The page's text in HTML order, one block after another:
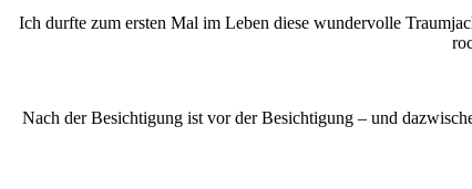
Ich durfte zum ersten Mal im Leben diese wundervolle
Nach der Besichtigung ist vor der Besichtigung – und